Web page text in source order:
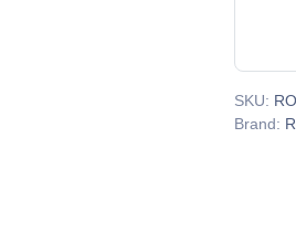
SKU:
Brand: